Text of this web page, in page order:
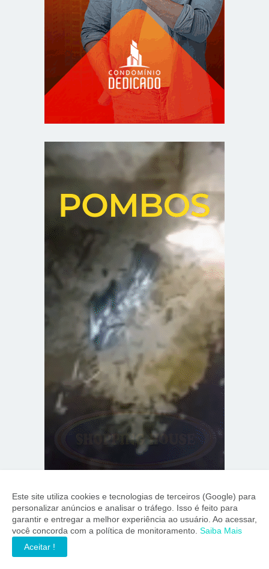
Este site utiliza cookies e tecnologias de terceiros (Google) para
personalizar anúncios e analisar o tráfego. Isso é feito para
garantir e entregar a melhor experiência ao usuário. Ao acessar,
você concorda com a política de monitoramento. Saiba Mais
Aceitar !